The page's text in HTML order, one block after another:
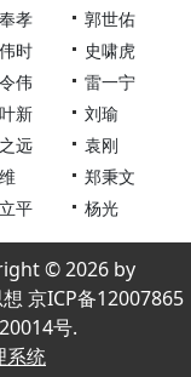
孝
郭世佑
时
史啸虎
伟
雷一宁
新
刘瑜
远
袁刚
郑秉文
平 杨光
© 2026 by
京ICP备12007865
号.
系统